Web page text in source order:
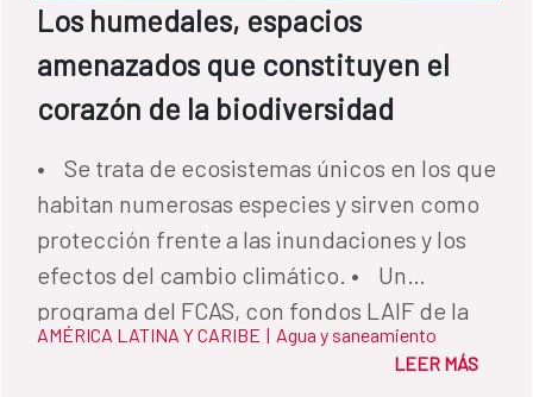
Los humedales, espacios
amenazados que constituyen el
corazón de la biodiversidad
• Se trata de ecosistemas únicos en los que
habitan numerosas especies y sirven como
protección frente a las inundaciones y los
efectos del cambio climático. • Un
programa del FCAS, con fondos LAIF de la
Unión Europea, ha trabajado para mejorar la
AMÉRICA LATINA Y CARIBE | Agua y saneamiento
LEER MÁS